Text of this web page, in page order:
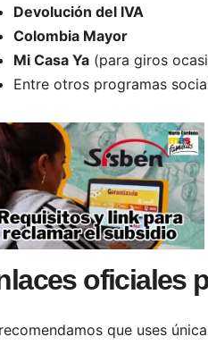
Devolución del IVA
Colombia Mayor
Mi Casa Ya (para giros
Entre otros programas
oficiales
que uses